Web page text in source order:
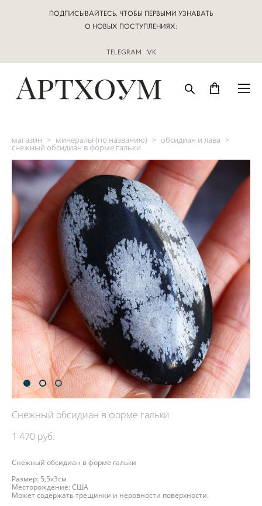
ПОДПИСЫВАЙТЕСЬ, ЧТОБЫ ПЕРВЫМИ УЗНАВАТЬ
О НОВЫХ ПОСТУПЛЕНИЯХ:
TELEGRAM | VK
магазин > минералы (по названию) > обсидиан и лава >
снежный обсидиан в форме гальки
Снежный обсидиан в форме гальки
1 470 pуб.
Снежный обсидиан в форме гальки
Размер: 5,5х3см
Месторождение: США
Может содержать трещинки и неровности поверхности.